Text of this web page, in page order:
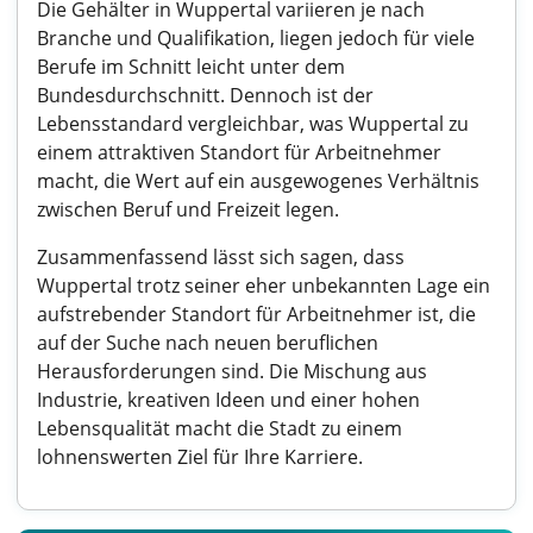
Die Gehälter in Wuppertal variieren je nach
Branche und Qualifikation, liegen jedoch für viele
Berufe im Schnitt leicht unter dem
Bundesdurchschnitt. Dennoch ist der
Lebensstandard vergleichbar, was Wuppertal zu
einem attraktiven Standort für Arbeitnehmer
macht, die Wert auf ein ausgewogenes Verhältnis
zwischen Beruf und Freizeit legen.
Zusammenfassend lässt sich sagen, dass
Wuppertal trotz seiner eher unbekannten Lage ein
aufstrebender Standort für Arbeitnehmer ist, die
auf der Suche nach neuen beruflichen
Herausforderungen sind. Die Mischung aus
Industrie, kreativen Ideen und einer hohen
Lebensqualität macht die Stadt zu einem
lohnenswerten Ziel für Ihre Karriere.